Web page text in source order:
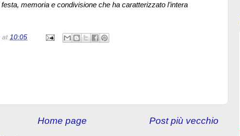
memoria e condivisione che ha caratterizzato l’intera
at 10:05
Post più vecchio
Home page